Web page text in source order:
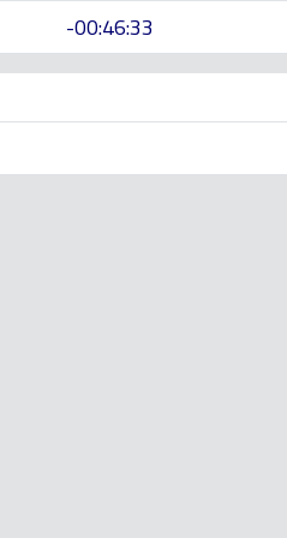
-00:46:33